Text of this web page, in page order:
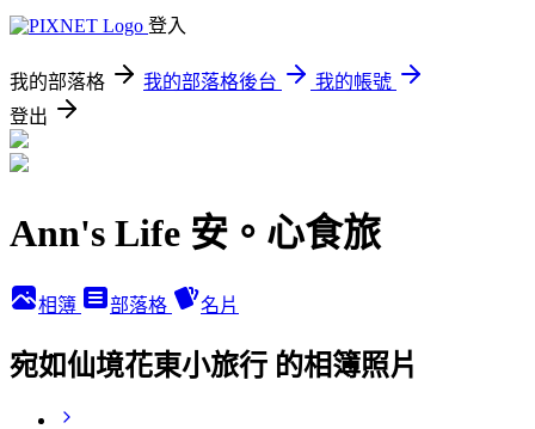
登入
我的部落格 我的部落格後台
我的帳號
登出
Ann's Life 安。心食旅
相簿 部落格 名片
宛如仙境花東小旅行 的相簿照片